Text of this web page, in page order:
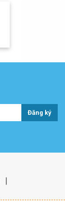
Đăng ký